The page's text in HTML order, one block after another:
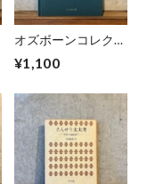
オズボーンコレクシ
¥1,100